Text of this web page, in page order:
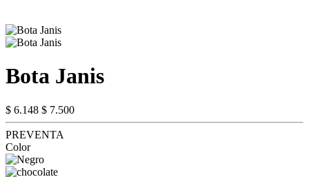
Bota Janis
$ 6.148 $ 7.500
PREVENTA
Color